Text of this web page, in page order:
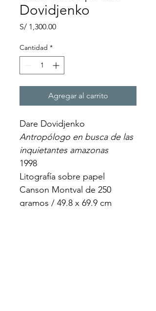
Dovidjenko
S/ 1,300.00Precio
Cantidad *
Agregar al carrito
Dare Dovidjenko
Antropólogo en busca de las
inquietantes amazonas
1998
Litografía sobre papel
Canson Montval de 250
gramos / 49.8 x 69.9 cm